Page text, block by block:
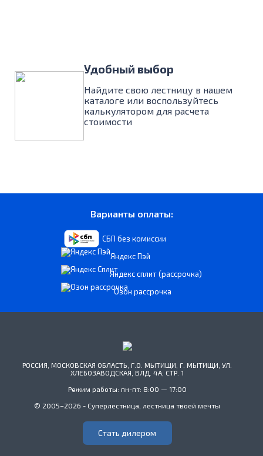
Удобный выбор
Найдите свою лестницу в нашем
каталоге или воспользуйтесь
калькулятором для расчета
стоимости
Варианты оплаты:
СБП без комиссии
Яндекс Пэй
Яндекс сплит (рассрочка)
Озон рассрочка
РОССИЯ, МОСКОВСКАЯ ОБЛАСТЬ, Г.О. МЫТИЩИ, Г. МЫТИЩИ, УЛ.
ХЛЕБОЗАВОДСКАЯ, ВЛД. 4А, СТР. 1
Режим работы: пн-пт: 8:00 — 17:00
© 2005–2026 - Суперлестница, лестница твоей мечты
Стать дилером